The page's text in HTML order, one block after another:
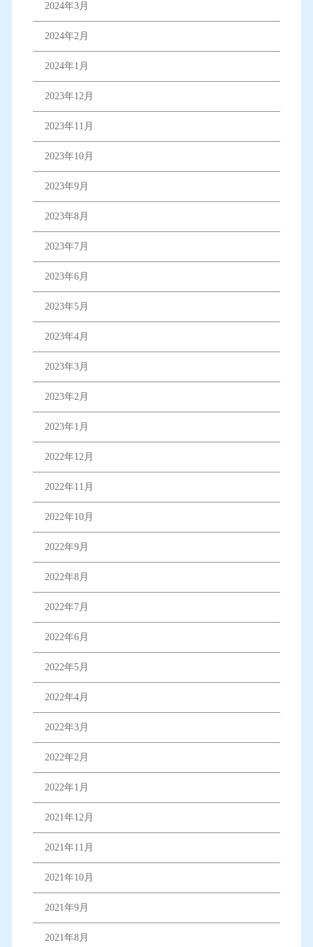
2024年3月
2024年2月
2024年1月
2023年12月
2023年11月
2023年10月
2023年9月
2023年8月
2023年7月
2023年6月
2023年5月
2023年4月
2023年3月
2023年2月
2023年1月
2022年12月
2022年11月
2022年10月
2022年9月
2022年8月
2022年7月
2022年6月
2022年5月
2022年4月
2022年3月
2022年2月
2022年1月
2021年12月
2021年11月
2021年10月
2021年9月
2021年8月